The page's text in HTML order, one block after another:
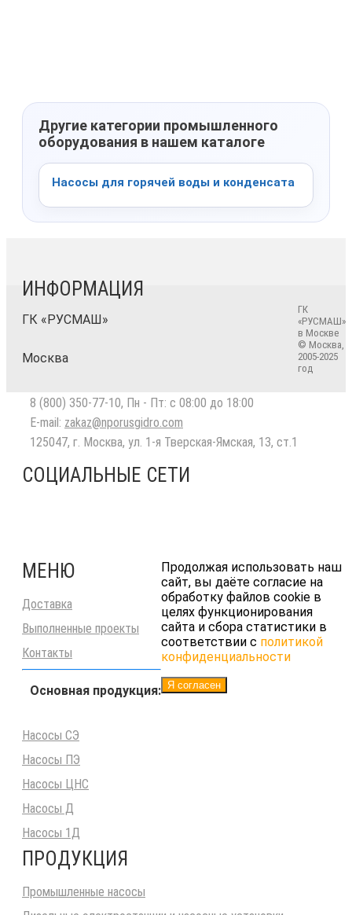
Другие категории промышленного
оборудования в нашем каталоге
Насосы для горячей воды и конденсата
ИНФОРМАЦИЯ
ГК «РУСМАШ»
Москва
8 (800) 350-77-10, Пн - Пт: с 08:00 до 18:00
E-mail: zakaz@nporusgidro.com
125047, г. Москва, ул. 1-я Тверская-Ямская, 13, ст.1
СОЦИАЛЬНЫЕ СЕТИ
МЕНЮ
Доставка
Выполненные проекты
Контакты
Основная продукция:
Насосы СЭ
Насосы ПЭ
Насосы ЦНС
Насосы Д
Насосы 1Д
ПРОДУКЦИЯ
Промышленные насосы
ГК
«РУСМАШ»
в Москве
© Москва,
2005-2025
год
Продолжая использовать наш
сайт, вы даёте согласие на
обработку файлов cookie в
целях функционирования
сайта и сбора статистики в
соответствии с политикой
конфиденциальности
Я согласен